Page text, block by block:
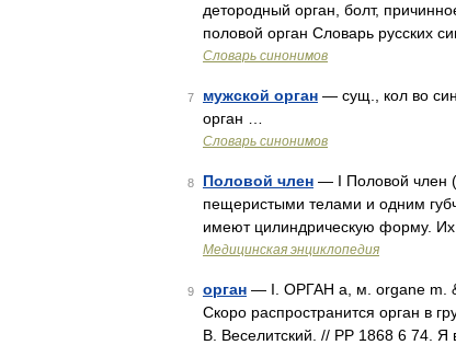
детородный орган, болт,
половой орган Словарь русских
Словарь синонимов
7 мужской орган — сущ., кол во
орган …
Словарь синонимов
8 Половой член — I Половой член
пещеристыми телами и одним
имеют цилиндрическую форму. Их
Медицинская энциклопедия
9 орган — I. ОРГАН а, м. organe m.
Скоро распространится орган в
В. Веселитский. // РР 1868 6 74. Я